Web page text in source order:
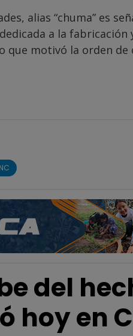
alias “chuma” es
a la fabricación
que motivó la orden
del
hoy en